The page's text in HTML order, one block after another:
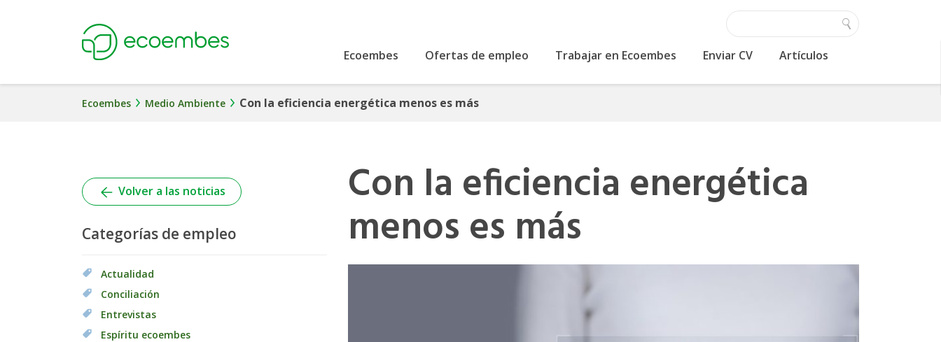
Ecoembes
Ofertas de empleo Trabajar en Ecoembes Enviar CV Artículos
Ecoembes Medio Ambiente Con la eficiencia energética menos es más
Volver a las noticias
Categorías de empleo
Actualidad
Conciliación
Entrevistas
Espíritu ecoembes
Con la eficiencia energética
menos es más